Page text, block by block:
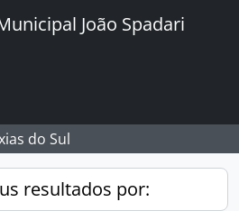
João Spadari
do Sul
resultados por: